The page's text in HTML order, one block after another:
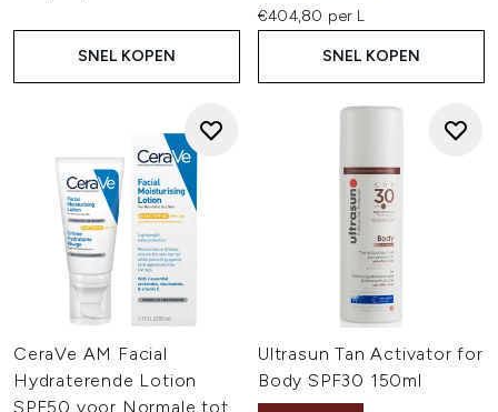
SNEL KOPEN
€404,80 per L
SNEL KOPEN
CeraVe AM Facial
Hydraterende Lotion
SPF50 voor Normale tot
Ultrasun Tan Activator for
Body SPF30 150ml